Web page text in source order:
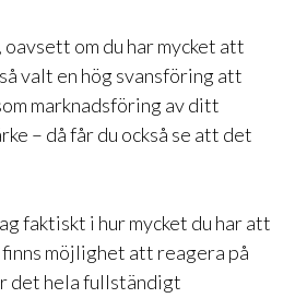
om du har mycket att
valt en hög svansföring att
marknadsföring av ditt
– då får du också se att det
faktiskt i hur mycket du har att
möjlighet att reagera på
det hela fullständigt